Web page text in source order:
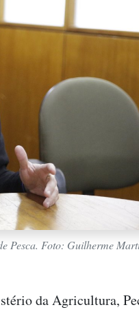
Pesca. Foto: Guilherme
da Agricultura,